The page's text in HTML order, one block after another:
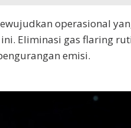
operasional
Eliminasi gas flaring
emisi.